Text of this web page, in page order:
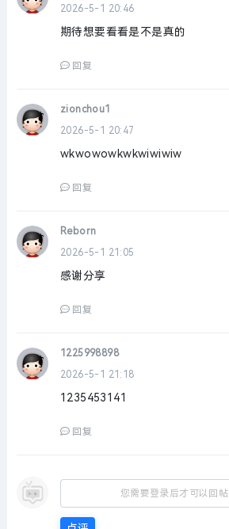
2026-5-1 20:46
期待想要看看是不是真的
回复
zionchou1
2026-5-1 20:47
wkwowowkwkwiwiwiw
回复
Reborn
2026-5-1 21:05
感谢分享
回复
1225998898
2026-5-1 21:18
1235453141
回复
您需要登录后才可以回帖